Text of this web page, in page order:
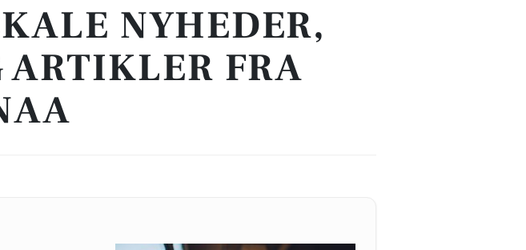
NYHEDER,
ARTIKLER FRA